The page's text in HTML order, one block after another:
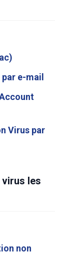
e-mail
Virus par
les
non